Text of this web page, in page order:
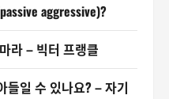
aggressive)?
라 – 빅터 프랭클
들일 수 있나요? – 자기